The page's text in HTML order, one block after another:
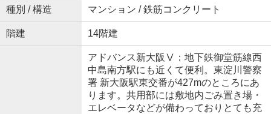
種別 / 構造 マンション / 鉄筋コンクリート
階建 14階建
アドバンス新大阪Ⅴ：地下鉄御堂筋線西
中島南方駅にも近くて便利。東淀川警察
署 新大阪駅東交番が427mのところにあ
ります。共用部には敷地内ごみ置き場・
エレベータなどが備わっておりとても充